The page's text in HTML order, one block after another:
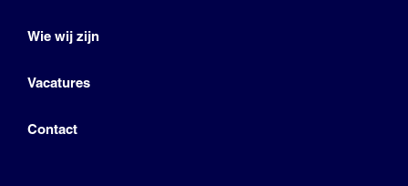
Wie wij zijn
Vacatures
Contact